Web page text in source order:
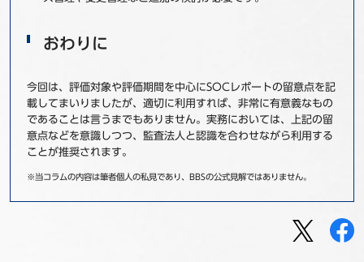
おわりに
今回は、評価対象や評価期間を中心にSOCレポートの留意点を記
載してまいりましたが、適切に利用すれば、非常に有意義なもの
であることは言うまでもありません。実務においては、上記の留
意点などを意識しつつ、監査法人と認識を合わせながら利用する
ことが推奨されます。
※当コラムの内容は筆者個人の私見であり、BBSの公式見解ではありません。